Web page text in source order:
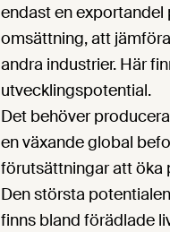
endast en
omsättning, att
andra industrier. Här
utvecklingspotential.
Det behöver
en växande global
förutsättningar att öka
Den största
finns bland förädlade